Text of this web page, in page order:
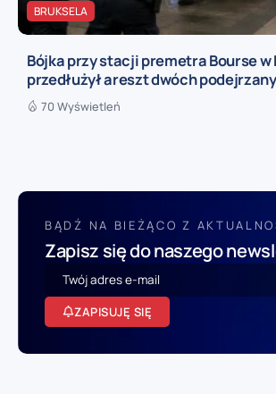
BRUKSELA
Bójka przy stacji premetra Bourse w
przedłużył areszt dwóch
70 Wyświetleń
BĄDŹ NA BIEŻĄCO Z
Zapisz się do naszego
ZAPISUJĘ SIĘ